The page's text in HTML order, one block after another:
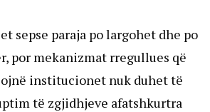
sepse paraja po largohet dhe po
por mekanizmat rregullues që
institucionet nuk duhet të
të zgjidhjeve afatshkurtra